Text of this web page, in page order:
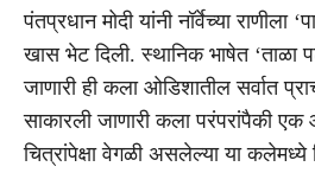
पंतप्रधान मोदी यांनी नॉर्वेच्या राणीला
खास भेट दिली. स्थानिक भाषेत
जाणारी ही कला ओडिशातील सर्वात
साकारली जाणारी कला परंपरांपैकी
चित्रांपेक्षा वेगळी असलेल्या या कलेमध्ये